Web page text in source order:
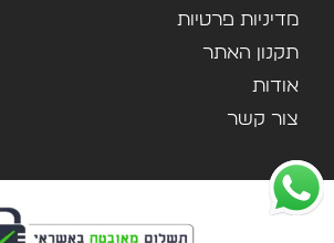
מדיניות פרטיות
תקנון האתר
אודות
צור קשר